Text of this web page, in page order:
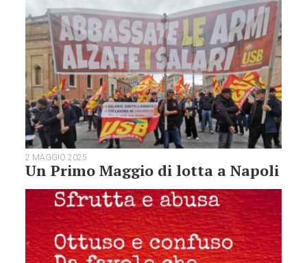
2 MAGGIO 2025
Un Primo Maggio di lotta a Napoli